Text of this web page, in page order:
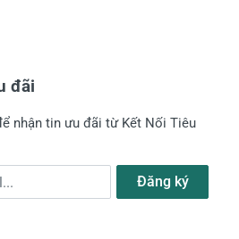
đãi
nhận tin ưu đãi từ Kết Nối Tiêu
Đăng ký